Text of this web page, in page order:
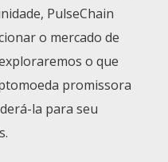
PulseChain
o mercado de
o que
promissora
la para seu